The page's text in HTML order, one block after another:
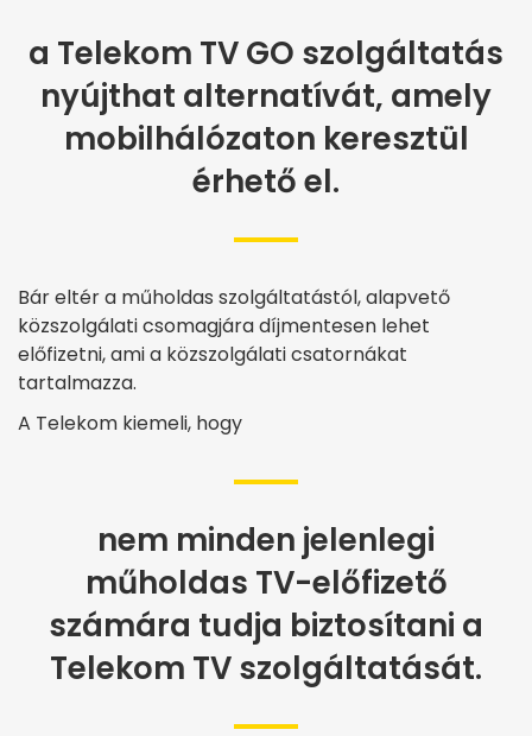
a Telekom TV GO szolgáltatás
nyújthat alternatívát, amely
mobilhálózaton keresztül
érhető el.
Bár eltér a műholdas szolgáltatástól, alapvető
közszolgálati csomagjára díjmentesen lehet
előfizetni, ami a közszolgálati csatornákat
tartalmazza.
A Telekom kiemeli, hogy
nem minden jelenlegi
műholdas TV-előfizető
számára tudja biztosítani a
Telekom TV szolgáltatását.